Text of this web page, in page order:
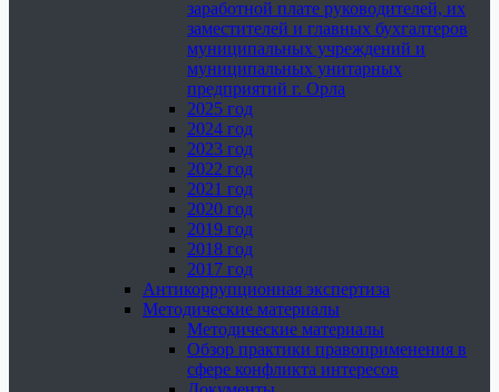
заработной плате руководителей, их
заместителей и главных бухгалтеров
муниципальных учреждений и
муниципальных унитарных
предприятий г. Орла
2025 год
2024 год
2023 год
2022 год
2021 год
2020 год
2019 год
2018 год
2017 год
Антикоррупционная экспертиза
Методические материалы
Методические материалы
Обзор практики правоприменения в
сфере конфликта интересов